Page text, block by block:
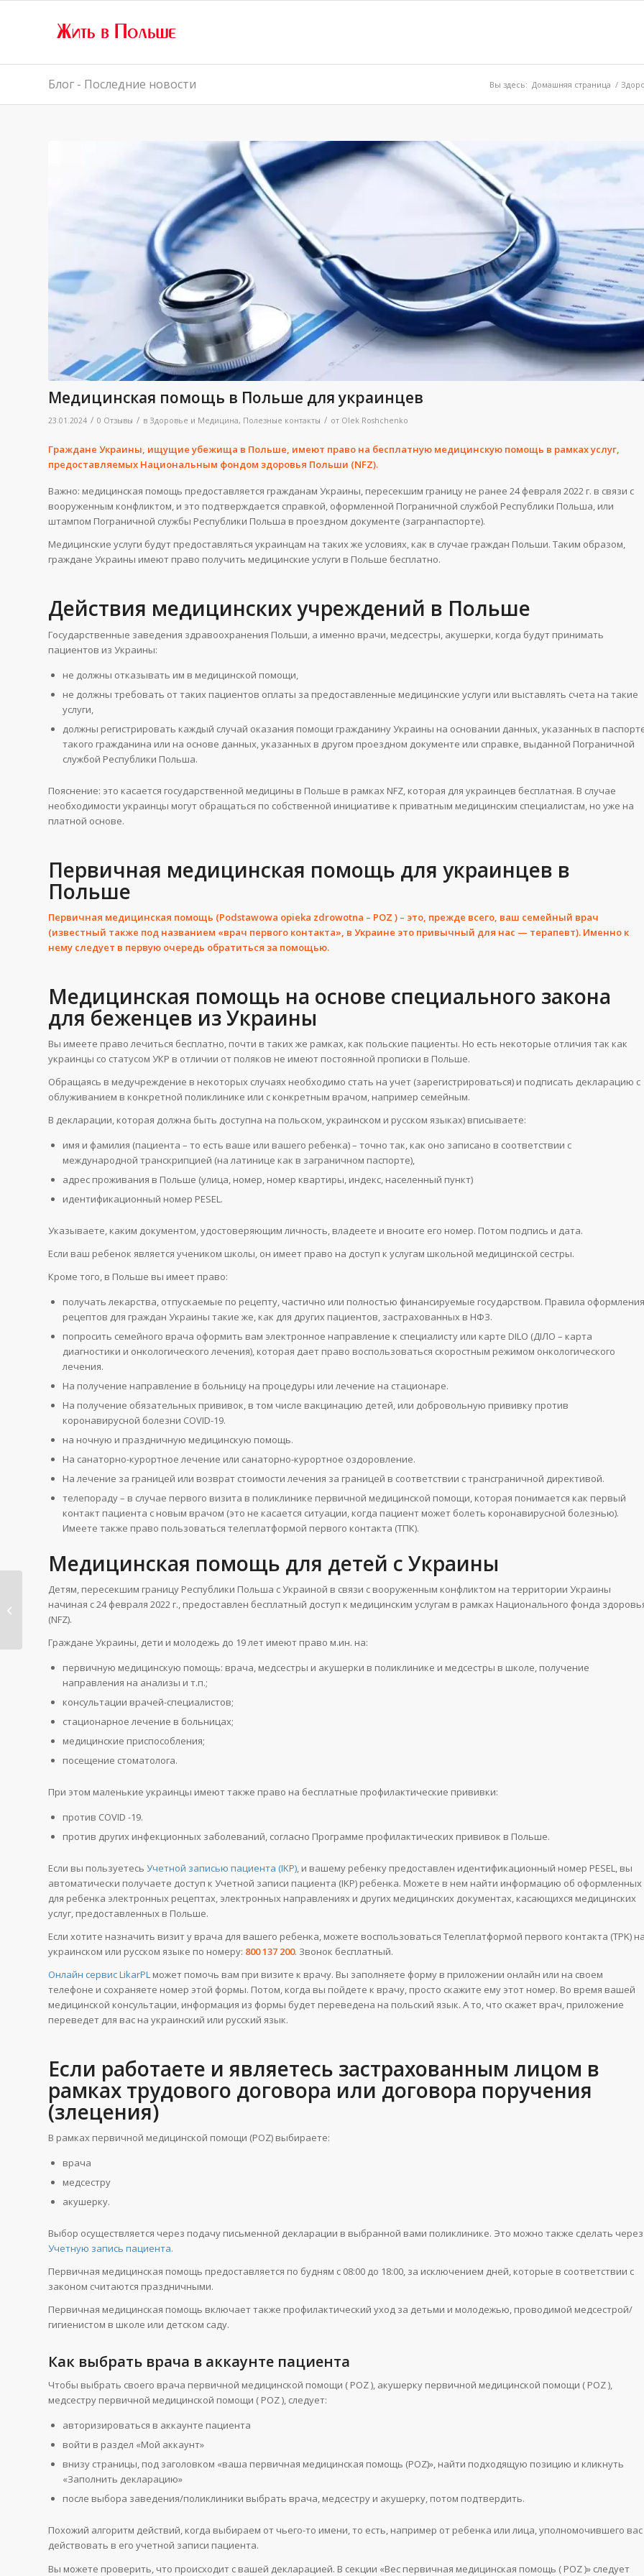
Блог - Последние новости Вы здесь: Домашняя страница /
Медицинская помощь в Польше для украинцев
23.01.2024 / 0 Отзывы / в Здоровье и Медицина, Полезные контакты / от Olek Roshchenko
Граждане Украины, ищущие убежища в Польше, имеют право на бесплатную медицинскую помощь в рамках услуг,
предоставляемых Национальным фондом здоровья Польши (NFZ).
Важно: медицинская помощь предоставляется гражданам Украины, пересекшим границу не ранее 24 февраля 2022 г. в связи с
вооруженным конфликтом, и это подтверждается справкой, оформленной Пограничной службой Республики Польша, или
штампом Пограничной службы Республики Польша в проездном документе (загранпаспорте).
Медицинские услуги будут предоставляться украинцам на таких же условиях, как в случае граждан Польши. Таким образом,
граждане Украины имеют право получить медицинские услуги в Польше бесплатно.
Действия медицинских учреждений в Польше
Государственные заведения здравоохранения Польши, а именно врачи, медсестры, акушерки, когда будут принимать
пациентов из Украины:
не должны отказывать им в медицинской помощи,
не должны требовать от таких пациентов оплаты за предоставленные медицинские услуги или выставлять счета на такие
услуги,
должны регистрировать каждый случай оказания помощи гражданину Украины на основании данных, указанных в
такого гражданина или на основе данных, указанных в другом проездном документе или справке, выданной Пограничной
службой Республики Польша.
Пояснение: это касается государственной медицины в Польше в рамках NFZ, которая для украинцев бесплатная. В случае
необходимости украинцы могут обращаться по собственной инициативе к приватным медицинским специалистам, но уже на
платной основе.
Первичная медицинская помощь для украинцев в
Польше
Первичная медицинская помощь (Podstawowa opieka zdrowotna – POZ ) – это, прежде всего, ваш семейный врач
(известный также под названием «врач первого контакта», в Украине это привычный для нас — терапевт). Именно к
нему следует в первую очередь обратиться за помощью.
Медицинская помощь на основе специального закона
для беженцев из Украины
Вы имеете право лечиться бесплатно, почти в таких же рамках, как польские пациенты. Но есть некоторые отличия так как
украинцы со статусом УКР в отличии от поляков не имеют постоянной прописки в Польше.
Обращаясь в медучреждение в некоторых случаях необходимо стать на учет (зарегистрироваться) и подписать декларацию с
облуживанием в конкретной поликлинике или с конкретным врачом, например семейным.
В декларации, которая должна быть доступна на польском, украинском и русском языках) вписываете:
имя и фамилия (пациента – то есть ваше или вашего ребенка) – точно так, как оно записано в соответствии с
международной транскрипцией (на латинице как в заграничном паспорте),
адрес проживания в Польше (улица, номер, номер квартиры, индекс, населенный пункт)
идентификационный номер PESEL.
Указываете, каким документом, удостоверяющим личность, владеете и вносите его номер. Потом подпись и дата.
Если ваш ребенок является учеником школы, он имеет право на доступ к услугам школьной медицинской сестры.
Кроме того, в Польше вы имеет право:
получать лекарства, отпускаемые по рецепту, частично или полностью финансируемые государством. Правила оформления
рецептов для граждан Украины такие же, как для других пациентов, застрахованных в НФЗ.
попросить семейного врача оформить вам электронное направление к специалисту или карте DILO (ДІЛО – карта
диагностики и онкологического лечения), которая дает право воспользоваться скоростным режимом онкологического
лечения.
На получение направление в больницу на процедуры или лечение на стационаре.
На получение обязательных прививок, в том числе вакцинацию детей, или добровольную прививку против
коронавирусной болезни COVID-19.
на ночную и праздничную медицинскую помощь.
На санаторно-курортное лечение или санаторно-курортное оздоровление.
На лечение за границей или возврат стоимости лечения за границей в соответствии с трансграничной директивой.
телепораду – в случае первого визита в поликлинике первичной медицинской помощи, которая понимается как первый
контакт пациента с новым врачом (это не касается ситуации, когда пациент может болеть коронавирусной болезнью).
Имеете также право пользоваться телеплатформой первого контакта (ТПК).
Медицинская помощь для детей с Украины
Детям, пересекшим границу Республики Польша с Украиной в связи с вооруженным конфликтом на территории Украины
начиная с 24 февраля 2022 г., предоставлен бесплатный доступ к медицинским услугам в рамках Национального фонда
(NFZ).
Граждане Украины, дети и молодежь до 19 лет имеют право м.ин. на:
первичную медицинскую помощь: врача, медсестры и акушерки в поликлинике и медсестры в школе, получение
направления на анализы и т.п.;
консультации врачей-специалистов;
стационарное лечение в больницах;
медицинские приспособления;
посещение стоматолога.
При этом маленькие украинцы имеют также право на бесплатные профилактические прививки:
против COVID -19.
против других инфекционных заболеваний, согласно Программе профилактических прививок в Польше.
Если вы пользуетесь Учетной записью пациента (IKP), и вашему ребенку предоставлен идентификационный номер PESEL, вы
автоматически получаете доступ к Учетной записи пациента (IKP) ребенка. Можете в нем найти информацию об оформленных
для ребенка электронных рецептах, электронных направлениях и других медицинских документах, касающихся медицинских
услуг, предоставленных в Польше.
Если хотите назначить визит у врача для вашего ребенка, можете воспользоваться Телеплатформой первого контакта (TPK)
украинском или русском языке по номеру: 800 137 200. Звонок бесплатный.
Онлайн сервис LikarPL может помочь вам при визите к врачу. Вы заполняете форму в приложении онлайн или на своем
телефоне и сохраняете номер этой формы. Потом, когда вы пойдете к врачу, просто скажите ему этот номер. Во время вашей
медицинской консультации, информация из формы будет переведена на польский язык. А то, что скажет врач, приложение
переведет для вас на украинский или русский язык.
Если работаете и являетесь застрахованным лицом в
рамках трудового договора или договора поручения
(злецения)
В рамках первичной медицинской помощи (POZ) выбираете:
врача
медсестру
акушерку.
Выбор осуществляется через подачу письменной декларации в выбранной вами поликлинике. Это можно также сделать через
Учетную запись пациента.
Первичная медицинская помощь предоставляется по будням с 08:00 до 18:00, за исключением дней, которые в соответствии с
законом считаются праздничными.
Первичная медицинская помощь включает также профилактический уход за детьми и молодежью, проводимой медсестрой/
гигиенистом в школе или детском саду.
Как выбрать врача в аккаунте пациента
Чтобы выбрать своего врача первичной медицинской помощи ( POZ ), акушерку первичной медицинской помощи ( POZ ),
медсестру первичной медицинской помощи ( POZ ), следует:
авторизироваться в аккаунте пациента
войти в раздел «Мой аккаунт»
внизу страницы, под заголовком «ваша первичная медицинская помощь (POZ)», найти подходящую позицию и кликнуть
«Заполнить декларацию»
после выбора заведения/поликлиники выбрать врача, медсестру и акушерку, потом подтвердить.
Похожий алгоритм действий, когда выбираем от чьего-то имени, то есть, например от ребенка или лица, уполномочившего вас
действовать в его учетной записи пациента.
Вы можете проверить, что происходит с вашей декларацией. В секции «Вес первичная медицинская помощь ( POZ )» следует
Польский алфавит:
транскрипция,
пропись, ...